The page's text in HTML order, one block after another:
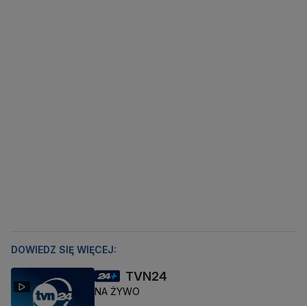
DOWIEDZ SIĘ WIĘCEJ:
TVN24
NA ŻYWO